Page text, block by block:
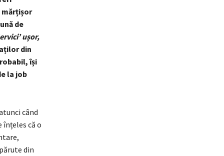
de
ușor,
din
își
la job
când
înțeles că o
din